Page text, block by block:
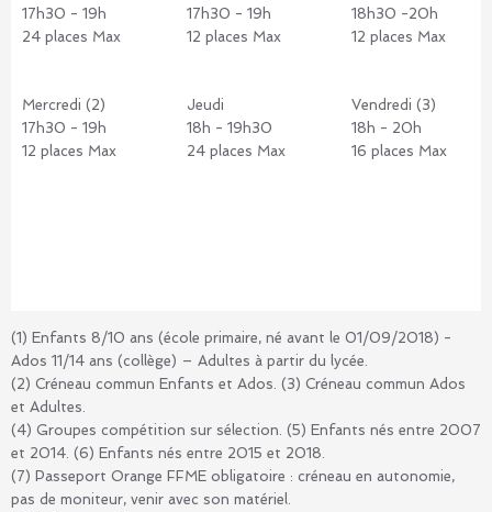
17h30 - 19h
24 places Max
17h30 - 19h
12 places Max
18h30 -20h
12 places Max
Mercredi (2)
17h30 - 19h
12 places Max
Jeudi
18h - 19h30
24 places Max
Vendredi (3)
18h - 20h
16 places Max
(1) Enfants 8/10 ans (école primaire, né avant le 01/09/2018) -
Ados 11/14 ans (collège) – Adultes à partir du lycée.
(2) Créneau commun Enfants et Ados. (3) Créneau commun Ados
et Adultes.
(4) Groupes compétition sur sélection. (5) Enfants nés entre 2007
et 2014. (6) Enfants nés entre 2015 et 2018.
(7) Passeport Orange FFME obligatoire : créneau en autonomie,
pas de moniteur, venir avec son matériel.